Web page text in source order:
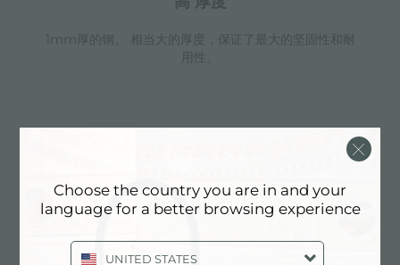
1mm厚的钢。 相当大的厚度，保证了最大的坚固性和耐
用性。
可选的
Choose the country you are in and your
language for a better browsing experience
UNITED STATES